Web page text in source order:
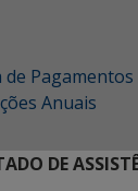
Pagamentos
Anuais
DE